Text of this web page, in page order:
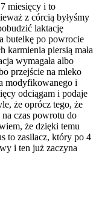
miesięcy i to
z córcią byłyśmy
laktację
butelkę po powrocie
piersią mała
wymagała albo
przejście na mleko
modyfikowanego i
odciągam i podaje
że oprócz tego, że
czas powrotu do
że dzięki temu
to zasilacz, który po 4
i ten już zaczyna